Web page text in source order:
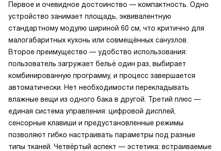
Первое и очевидное достоинство — компактность. Одно
устройство занимает площадь, эквивалентную
стандартному модулю шириной 60 см, что критично для
малогабаритных кухонь или совмещённых санузлов.
Второе преимущество — удобство использования:
пользователь загружает бельё один раз, выбирает
комбинированную программу, и процесс завершается
автоматически. Нет необходимости перекладывать
влажные вещи из одного бака в другой. Третий плюс —
единая система управления: цифровой дисплей,
сенсорные клавиши и предустановленные режимы
позволяют гибко настраивать параметры под разные
типы тканей. Четвёртый аспект — эстетика: встраиваемые